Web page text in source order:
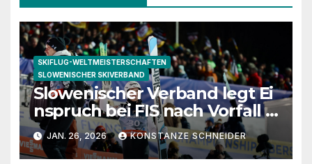
SKIFLUG-WELTMEISTERSCHAFTEN
SLOWENISCHER SKIVERBAND
Slowenischer Verband legt Ei
nspruch bei FIS nach Vorfall i
n Oberstdorf ein
JAN. 26, 2026 KONSTANZE SCHNEIDER